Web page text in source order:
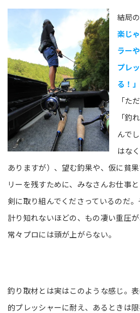
結局
楽じ
ラー
プレ
る！」
「た
「釣
んで
はな
ありますが）、望む釣果や、仮に貧
リーを残すために、みなさんお仕事
剣に取り組んでくださっているのだ
計り知れないほどの、もの凄い重圧が
常々プロには頭が上がらない。
釣り取材とは実はこのような感じ。
的プレッシャーに耐え、あるときは